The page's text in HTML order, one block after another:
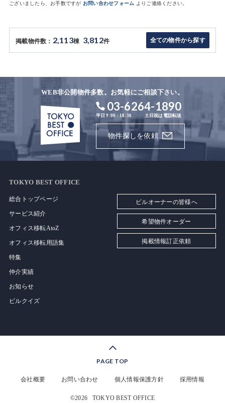
ございましたら、お手数ですが お問い合わせフォーム よりご連絡ください。
掲載物件数： 2,113棟 3,812件 全ての物件から探す
WEB非公開物件多数。お気軽にご相談下さい。
03-6264-1890
平日 9:00 - 18:30 土日祝は電話転送
物件探しを依頼
TOKYO BEST OFFICE
総合トップページ
サービス紹介
オフィス移転AtoZ
オフィス移転用語集
特集
仲介実績
お知らせ
ビルクイズ
ビルオーナーの皆様へ
希望物件オーダー
掲載情報訂正依頼
PAGE TOP
会社概要 お問い合わせ 個人情報保護方針 採用情報
©2026 TOKYO BEST OFFICE